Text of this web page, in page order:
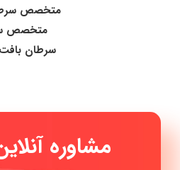
متخصص
متخصص
سرطان
مشاوره